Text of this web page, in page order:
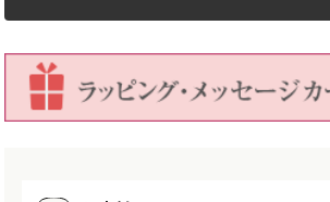
号
幅
16cm×
号
幅